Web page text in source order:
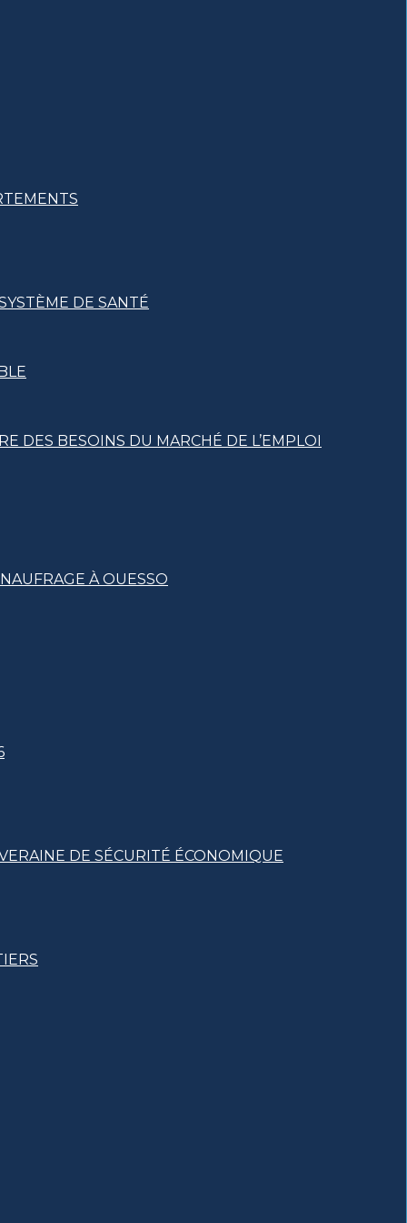
DE SANTÉ
DES BESOINS DU MARCHÉ DE L’EMPLOI
À OUESSO
DE SÉCURITÉ ÉCONOMIQUE